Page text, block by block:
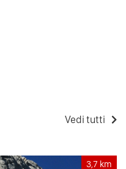
Vedi tutti
3,7 km